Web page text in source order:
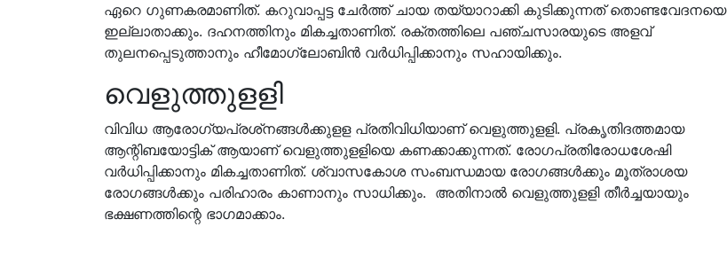
ഏറെ ഗുണകരമാണിത്. കറുവാപ്പട്ട ചേര്‍ത്ത് ചായ തയ്യാറാക്കി കുടിക്കുന്നത് തൊണ്ടവേദനയെ
ഇല്ലാതാക്കും. ദഹനത്തിനും മികച്ചതാണിത്. രക്തത്തിലെ പഞ്ചസാരയുടെ അളവ്
തുലനപ്പെടുത്താനും ഹീമോഗ്ലോബിന്‍ വര്‍ധിപ്പിക്കാനും സഹായിക്കും.
വെളുത്തുളളി
വിവിധ ആരോഗ്യപ്രശ്‌നങ്ങള്‍ക്കുളള പ്രതിവിധിയാണ് വെളുത്തുളളി. പ്രകൃതിദത്തമായ
ആന്റിബയോട്ടിക് ആയാണ് വെളുത്തുളളിയെ കണക്കാക്കുന്നത്. രോഗപ്രതിരോധശേഷി
വര്‍ധിപ്പിക്കാനും മികച്ചതാണിത്. ശ്വാസകോശ സംബന്ധമായ രോഗങ്ങള്‍ക്കും മൂത്രാശയ
രോഗങ്ങള്‍ക്കും പരിഹാരം കാണാനും സാധിക്കും. അതിനാല്‍ വെളുത്തുളളി തീര്‍ച്ചയായും
ഭക്ഷണത്തിന്റെ ഭാഗമാക്കാം.